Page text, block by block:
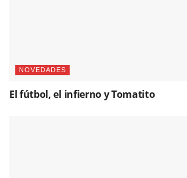
NOVEDADES
El fútbol, el infierno y Tomatito